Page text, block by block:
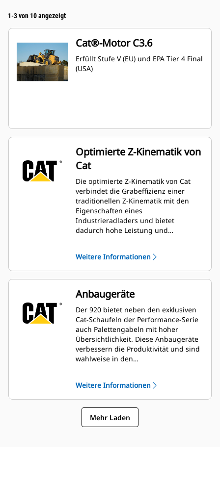
1-3 von 10 angezeigt
Cat®-Motor C3.6
Erfüllt Stufe V (EU) und EPA Tier 4 Final
(USA)
Optimierte Z-Kinematik von
Cat
Die optimierte Z-Kinematik von Cat
verbindet die Grabeffizienz einer
traditionellen Z-Kinematik mit den
Eigenschaften eines
Industrieradladers und bietet
dadurch hohe Leistung und
Kippkräfte über den gesamten
Arbeitsbereich lassen sich Lasten
sicherer handhaben und genau
steuern. Zur Vergrößerung sowohl der
Reichweite als auch der
Ausschütthöhe ist eine Option mit
größerer Hubhöhe erhältlich.
Weitere Informationen
Anbaugeräte
Der 920 bietet neben den exklusiven
Cat-Schaufeln der Performance-Serie
auch Palettengabeln mit hoher
Übersichtlichkeit. Diese Anbaugeräte
verbessern die Produktivität und sind
wahlweise in den
erhältlich. Ältere Schnellwechsler-
Arbeitsgeräte wie z. B. Kehrbesen,
Greiferschaufeln oder
Kombischaufeln sind weiterhin
kompatibel.
Weitere Informationen
Mehr Laden